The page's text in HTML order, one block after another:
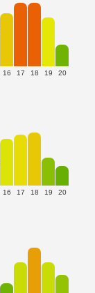
16 17 18 19 20
16 17 18 19 20